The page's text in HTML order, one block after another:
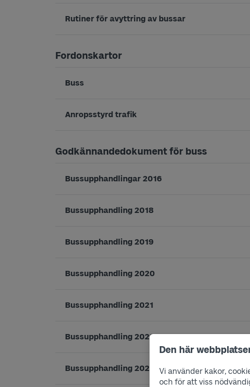
Den här
Vi använder kakor,
och för att viss
Rutiner för avyttring av bussar
Fordonskartor
Buss
Anropsstyrd trafik
Godkännandedokument för buss
Bussupphandlingar 2016
Bussupphandling 2018
Bussupphandling 2019
Bussupphandling 2020
Bussupphandling 2021
Bussupphandling 2022
Bussupphandling 2023